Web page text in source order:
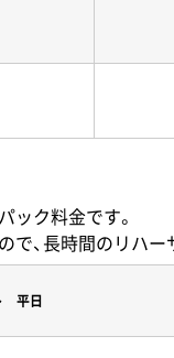
ック料金です。
、長時間のリハー
平日